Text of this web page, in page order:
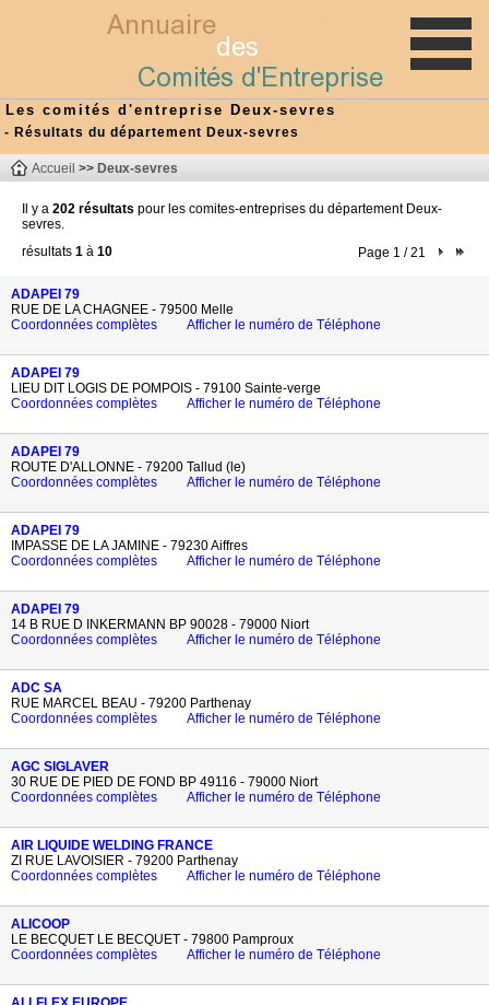
Les comités d'entreprise Deux-sevres
- Résultats du département Deux-sevres
Accueil >> Deux-sevres
Il y a 202 résultats pour les comites-entreprises du département Deux-
sevres.
Page 1 / 21
résultats 1 à 10
ADAPEI 79
RUE DE LA CHAGNEE - 79500 Melle
Coordonnées complètes
Afficher le numéro de Téléphone
ADAPEI 79
LIEU DIT LOGIS DE POMPOIS - 79100 Sainte-verge
Coordonnées complètes
Afficher le numéro de Téléphone
ADAPEI 79
ROUTE D'ALLONNE - 79200 Tallud (le)
Coordonnées complètes
Afficher le numéro de Téléphone
ADAPEI 79
IMPASSE DE LA JAMINE - 79230 Aiffres
Coordonnées complètes
Afficher le numéro de Téléphone
ADAPEI 79
14 B RUE D INKERMANN BP 90028 - 79000 Niort
Coordonnées complètes
Afficher le numéro de Téléphone
ADC SA
RUE MARCEL BEAU - 79200 Parthenay
Coordonnées complètes
Afficher le numéro de Téléphone
AGC SIGLAVER
30 RUE DE PIED DE FOND BP 49116 - 79000 Niort
Coordonnées complètes
Afficher le numéro de Téléphone
AIR LIQUIDE WELDING FRANCE
ZI RUE LAVOISIER - 79200 Parthenay
Coordonnées complètes
Afficher le numéro de Téléphone
ALICOOP
LE BECQUET LE BECQUET - 79800 Pamproux
Coordonnées complètes
Afficher le numéro de Téléphone